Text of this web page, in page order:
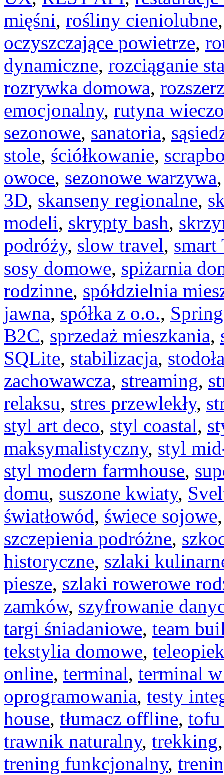
mięśni, rośliny cieniolubne
oczyszczające powietrze,
dynamiczne, rozciąganie
rozrywka domowa,
emocjonalny, rutyna
sezonowe, sanatoria,
stole, ściółkowanie,
owoce, sezonowe warzywa
3D, skanseny regionalne,
modeli, skrypty bash,
podróży, slow travel, smart
sosy domowe, spiżarnia
rodzinne, spółdzielnia
jawna, spółka z o.o.,
B2C, sprzedaż mieszkania,
SQLite, stabilizacja,
zachowawcza, streaming,
relaksu, stres przewlekły,
styl art deco, styl coastal,
maksymalistyczny, styl
styl modern farmhouse,
domu, suszone kwiaty,
światłowód, świece sojowe
szczepienia podróżne,
historyczne, szlaki
piesze, szlaki rowerowe
zamków, szyfrowanie
targi śniadaniowe, team
tekstylia domowe,
online, terminal, terminal
oprogramowania, testy
house, tłumacz offline, tofu
trawnik naturalny, trekking
trening funkcjonalny,